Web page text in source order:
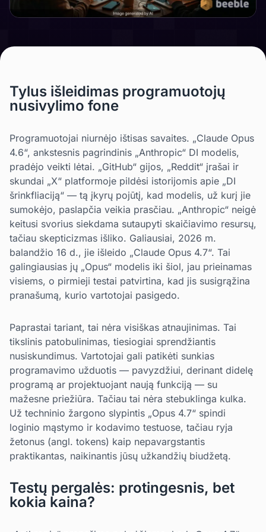
Tylus išleidimas programuotojų
nusivylimo fone
Programuotojai niurnėjo ištisas savaites. „Claude Opus
4.6“, ankstesnis pagrindinis „Anthropic“ DI modelis,
pradėjo veikti lėtai. „GitHub“ gijos, „Reddit“ įrašai ir
skundai „X“ platformoje pildėsi istorijomis apie „DI
šrinkfliaciją“ — tą įkyrų pojūtį, kad modelis, už kurį jie
sumokėjo, paslapčia veikia prasčiau. „Anthropic“ neigė
keitusi svorius siekdama sutaupyti skaičiavimo resursų,
tačiau skepticizmas išliko. Galiausiai, 2026 m.
balandžio 16 d., jie išleido „Claude Opus 4.7“. Tai
galingiausias jų „Opus“ modelis iki šiol, jau prieinamas
visiems, o pirmieji testai patvirtina, kad jis susigrąžina
pranašumą, kurio vartotojai pasigedo.
Paprastai tariant, tai nėra visiškas atnaujinimas. Tai
tikslinis patobulinimas, tiesiogiai sprendžiantis
nusiskundimus. Vartotojai gali patikėti sunkias
programavimo užduotis — pavyzdžiui, derinant didelę
programą ar projektuojant naują funkciją — su
mažesne priežiūra. Tačiau tai nėra stebuklinga kulka.
Už techninio žargono slypintis „Opus 4.7“ spindi
loginio mąstymo ir kodavimo testuose, tačiau ryja
žetonus (angl. tokens) kaip nepavargstantis
praktikantas, naikinantis jūsų užkandžių biudžetą.
Testų pergalės: protingesnis, bet
kokia kaina?